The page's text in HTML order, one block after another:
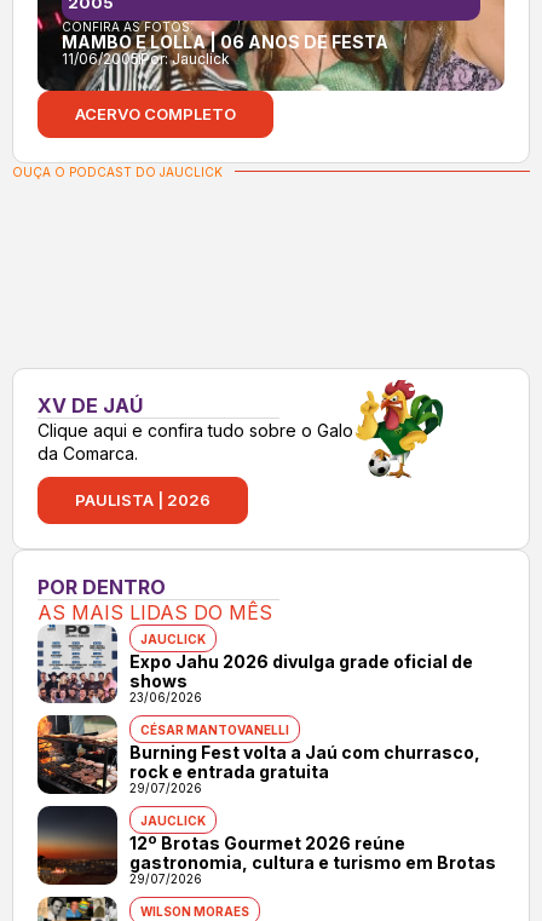
CONFIRA AS FOTOS:
MAMBO E LOLLA | 06 ANOS DE FESTA
11/06/2005Por:Jauclick
ACERVO COMPLETO
OUÇA O PODCAST DO JAUCLICK
XV DE JAÚ
Clique aqui e confira tudo sobre o Galo
da Comarca.
PAULISTA | 2026
POR DENTRO
AS MAIS LIDAS DO MÊS
JAUCLICK
Expo Jahu 2026 divulga grade oficial de
shows
23/06/2026
CÉSAR MANTOVANELLI
Burning Fest volta a Jaú com churrasco,
rock e entrada gratuita
29/07/2026
JAUCLICK
12º Brotas Gourmet 2026 reúne
gastronomia, cultura e turismo em Brotas
29/07/2026
WILSON MORAES